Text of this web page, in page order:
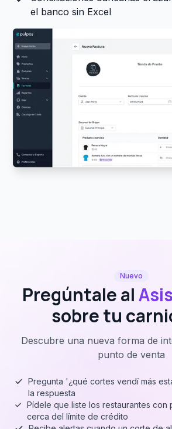
el banco sin Excel
Nuevo
Pregúntale al
sobre tu
Descubre una nueva forma de
punto de venta
Pregunta '¿qué cortes vendí más
la respuesta
Pídele que liste los restaurantes con
cerca del límite de crédito